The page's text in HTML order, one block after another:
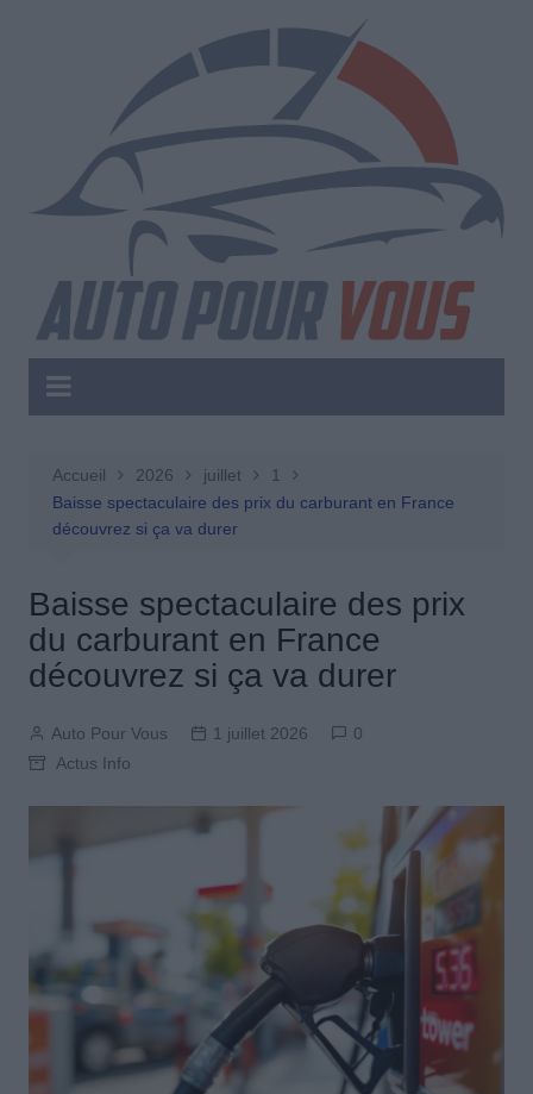
Accueil 2026 juillet
1
Baisse spectaculaire des prix du carburant en France
découvrez si ça va durer
Baisse spectaculaire des prix
du carburant en France
découvrez si ça va durer
Auto Pour Vous 1 juillet 2026
0
Actus Info